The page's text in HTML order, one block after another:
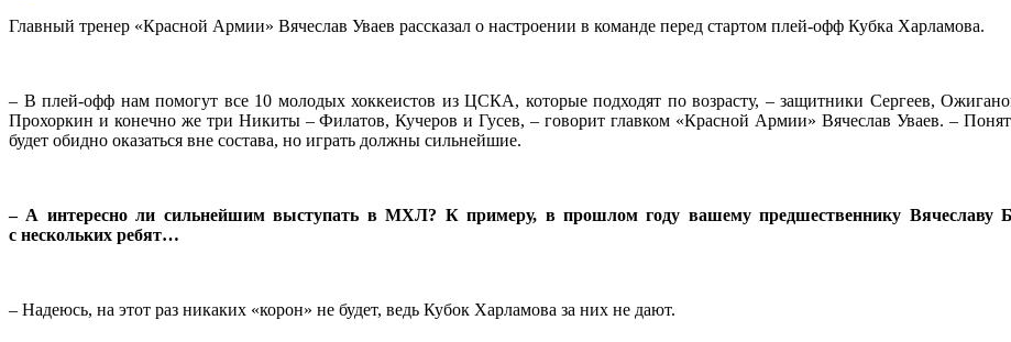
Главный тренер «Красной Армии» Вячеслав Уваев рассказал о настроении в команде перед стартом плей-офф Кубка Харламова.
– В плей-офф нам помогут все 10 молодых хоккеистов из ЦСКА, которые подходят по возрасту, – защитники Сергеев,
Прохоркин и конечно же три Никиты – Филатов, Кучеров и Гусев, – говорит главком «Красной Армии» Вячеслав Уваев. –
будет обидно оказаться вне состава, но играть должны сильнейшие.
– А интересно ли сильнейшим выступать в МХЛ? К примеру, в прошлом году вашему предшественнику Вячеславу
с нескольких ребят…
– Надеюсь, на этот раз никаких «корон» не будет, ведь Кубок Харламова за них не дают.